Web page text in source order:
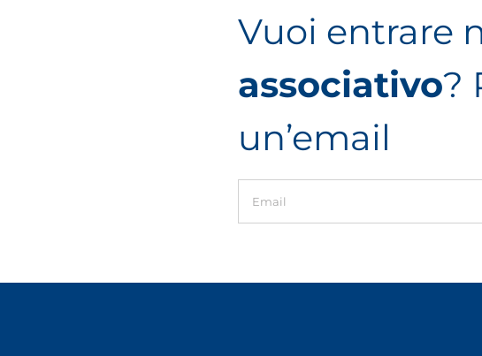
Vuoi entrare
associativo?
un’email